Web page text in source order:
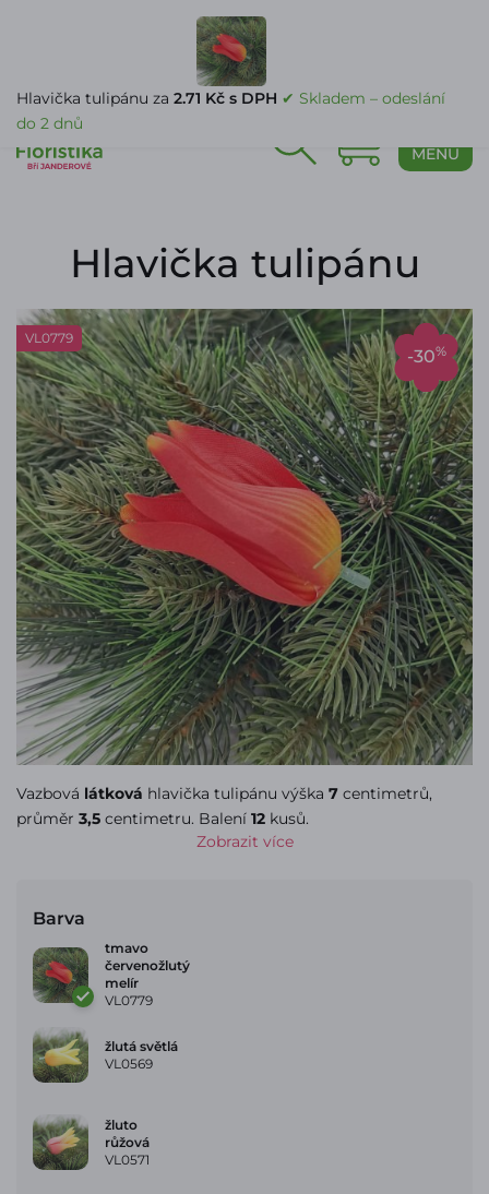
MENU
Hlavička tulipánu
-30%
VL0779
Vazbová látková hlavička tulipánu výška 7 centimetrů,
průměr 3,5 centimetru. Balení 12 kusů.
Zobrazit více
Barva
tmavo
červenožlutý
melír
VL0779
žlutá světlá
VL0569
žluto
růžová
VL0571
Hlavička tulipánu za 2.71 Kč s DPH ✔ Skladem – odeslání
do 2 dnů